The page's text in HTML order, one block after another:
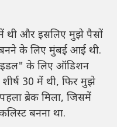
थी और इसलिए मुझे पैसों
के लिए मुंबई आई थी.
के लिए ऑडिशन
30 में थी, फिर मुझे
ब्रेक मिला, जिसमें
बनना था.